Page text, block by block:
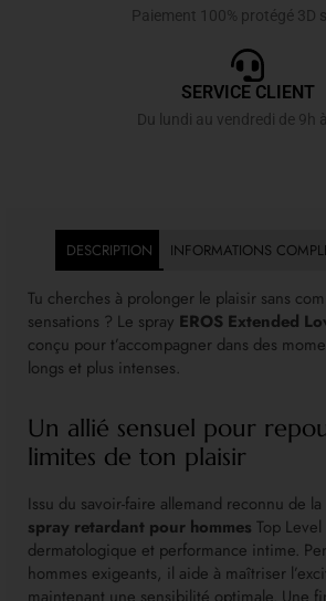
Paiement 100% protégé 3D
SERVICE CLIENT
Du lundi au vendredi de 9h
DESCRIPTION INFORMATIONS
Tu cherches à prolonger le plaisir sans
sensations ? Le spray EROS Extended
conçu pour t’accompagner dans des
longs et plus intenses.
Un allié sensuel pour
limites de ton plaisir
Issu du savoir-faire allemand reconnu de
spray retardant pour hommes Top
dermatologique et performance intime.
hommes exigeants, il aide à maîtriser
maintenant une sensibilité optimale. Une